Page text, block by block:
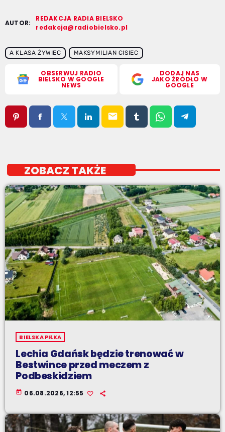
AUTOR:
REDAKCJA RADIA BIELSKO
redakcja@radiobielsko.pl
A KLASA ŻYWIEC MAKSYMILIAN CISIEC
OBSERWUJ RADIO
BIELSKO W GOOGLE
NEWS
DODAJ NAS
JAKO ŹRÓDŁO W
GOOGLE
email
ZOBACZ TAKŻE
BIELSKA PIŁKA
Lechia Gdańsk będzie trenować w
Bestwince przed meczem z
Podbeskidziem
today 06.08.2026, 12:55